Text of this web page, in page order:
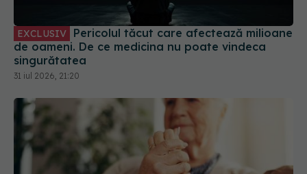
EXCLUSIV
de oameni. De ce medicina nu poate vindeca
singurătatea
31 iul 2026, 21:20